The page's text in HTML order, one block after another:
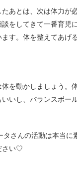
あとは、次は体力が
をしてきて一番育児
ます。体を整えてあげ
を動かしましょう。
いし、バランスボー
タさんの活動は本当に
さい♡